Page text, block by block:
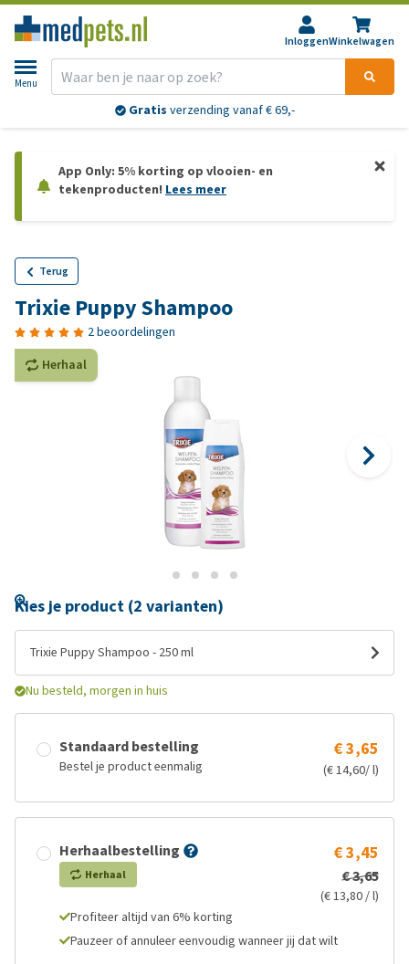
InloggenWinkelwagen
Menu
Gratis verzending vanaf € 69,-
App Only: 5% korting op vlooien- en
tekenproducten! Lees meer
Terug
Trixie Puppy Shampoo
2 beoordelingen
Herhaal
Kies je product (2 varianten)
Trixie Puppy Shampoo - 250 ml
Nu besteld, morgen in huis
Standaard bestelling
Bestel je product eenmalig
€ 3,65
(€ 14,60/ l)
Herhaalbestelling
Herhaal
€ 3,45
€ 3,65
(€ 13,80 / l)
Profiteer altijd van 6% korting
Pauzeer of annuleer eenvoudig wanneer jij dat wilt